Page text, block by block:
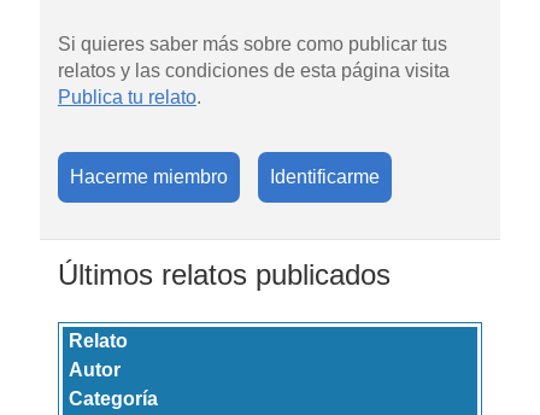
Si quieres saber más sobre como publicar tus
relatos y las condiciones de esta página visita
Publica tu relato.
Hacerme miembro Identificarme
Últimos relatos publicados
Relato
Autor
Categoría